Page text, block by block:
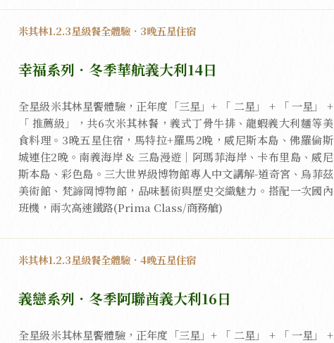
米其林1.2.3星級餐全體驗．3晚五星住宿
幸福系列．冬季華航義大利14日
全星級米其林星饗體驗，正年度「三星」+ 「 二星」 + 「 一星」 +
「 推薦級」，共6次米其林餐，義式丁骨牛排、龍蝦義大利麵等美
食料理。3晚五星住宿，馬特拉+羅馬2晚，威尼斯本島、佛羅倫斯
城連住2晚。南義海岸 & 三島漫遊｜阿瑪菲海岸、卡布里島、威尼
斯本島、彩色島。三大世界級博物館專人中文講解-道奇宮、烏菲茲
美術館、梵諦岡博物館，品味藝術與歷史交織魅力。搭配一次國內
班機，兩次高速鐵路(Prima Class/商務艙)
米其林1.2.3星級餐全體驗．4晚五星住宿
義戀系列．冬季阿聯酋義大利16日
全星級米其林星饗體驗，正年度「三星」+ 「 二星」 + 「 一星」 +